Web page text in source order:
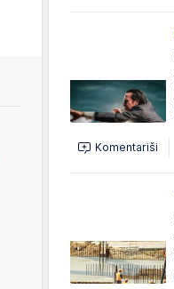
Komentariši